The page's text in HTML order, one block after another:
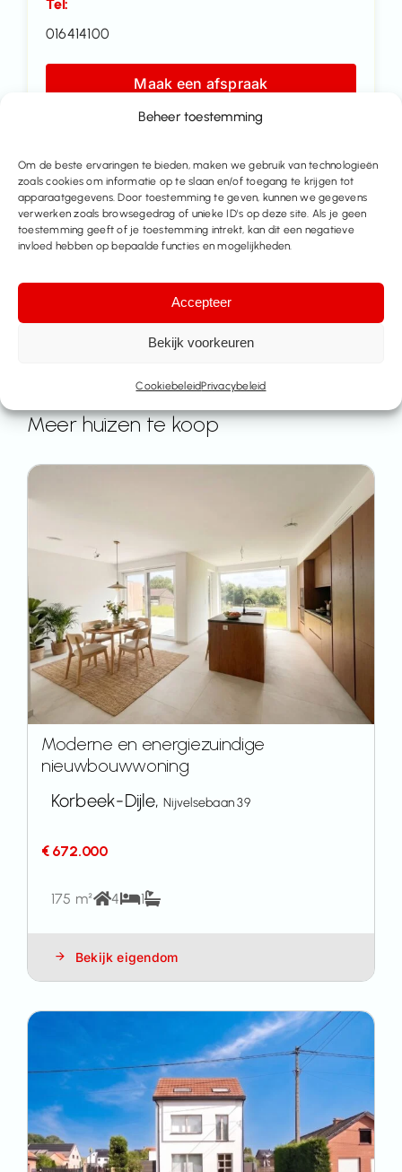
Beheer toestemming
Om de beste ervaringen te bieden, maken we gebruik van technologieën
zoals cookies om informatie op te slaan en/of toegang te krijgen tot
apparaatgegevens. Door toestemming te geven, kunnen we gegevens
verwerken zoals browsegedrag of unieke ID's op deze site. Als je geen
toestemming geeft of je toestemming intrekt, kan dit een negatieve
invloed hebben op bepaalde functies en mogelijkheden.
Accepteer
Bekijk voorkeuren
CookiebeleidPrivacybeleid
Tel:
016414100
Maak een afspraak
Deel dit pand
Meer huizen te koop
Moderne en energiezuindige
nieuwbouwwoning
Korbeek-Dijle,Nijvelsebaan 39
€ 672.000
175 m² 4 1
Bekijk eigendom